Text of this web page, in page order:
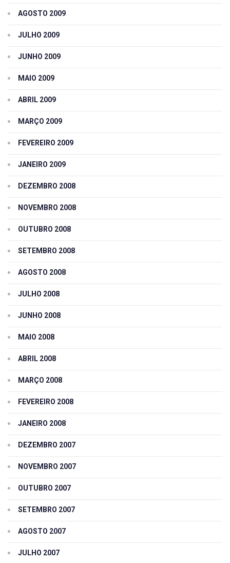
AGOSTO 2009
JULHO 2009
JUNHO 2009
MAIO 2009
ABRIL 2009
MARÇO 2009
FEVEREIRO 2009
JANEIRO 2009
DEZEMBRO 2008
NOVEMBRO 2008
OUTUBRO 2008
SETEMBRO 2008
AGOSTO 2008
JULHO 2008
JUNHO 2008
MAIO 2008
ABRIL 2008
MARÇO 2008
FEVEREIRO 2008
JANEIRO 2008
DEZEMBRO 2007
NOVEMBRO 2007
OUTUBRO 2007
SETEMBRO 2007
AGOSTO 2007
JULHO 2007